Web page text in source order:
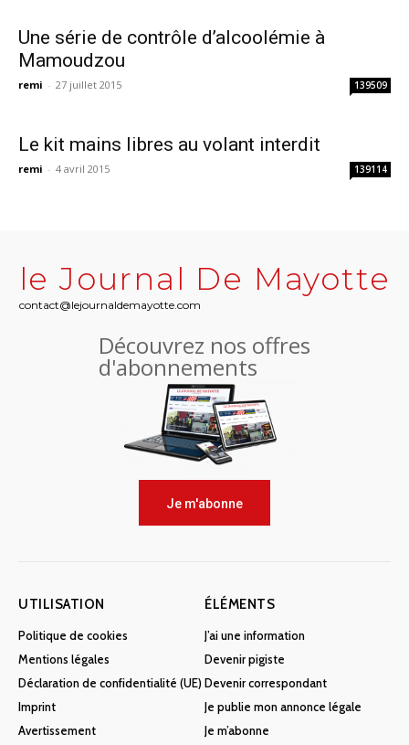
Une série de contrôle d’alcoolémie à
Mamoudzou
remi - 27 juillet 2015 139509
Le kit mains libres au volant interdit
remi - 4 avril 2015 139114
le Journal De Mayotte
contact@lejournaldemayotte.com
Découvrez nos offres
d'abonnements
Je m'abonne
UTILISATION
Politique de cookies
Mentions légales
Déclaration de confidentialité (UE)
Imprint
Avertissement
ÉLÉMENTS
J’ai une information
Devenir pigiste
Devenir correspondant
Je publie mon annonce légale
Je m’abonne